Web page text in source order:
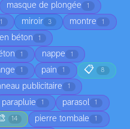
masque de plongée 1
1 miroir 3 montre 1
béton 1
1 nappe 1
1 pain 1 📋 8
publicitaire 1
parapluie 1 parasol 1
14 pierre tombale 1